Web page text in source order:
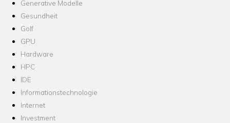
Generative Modelle
Gesundheit
Golf
GPU
Hardware
HPC
IDE
Informationstechnologie
Internet
Investment